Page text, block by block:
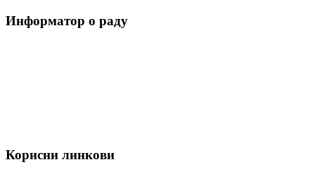
Информатор о раду
Корисни линкови